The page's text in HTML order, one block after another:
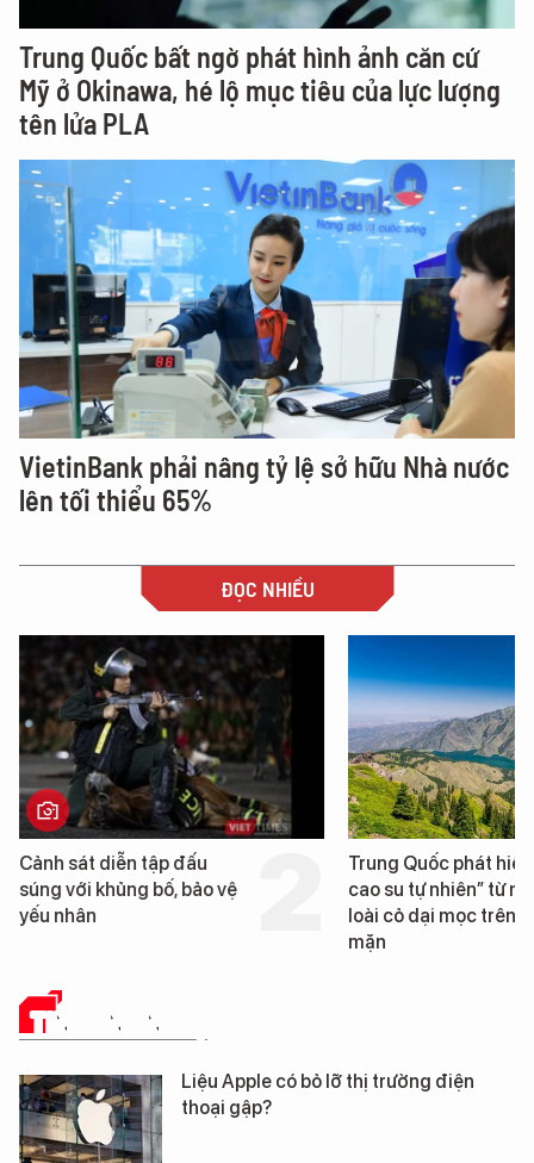
Trung Quốc bất ngờ phát hình ảnh căn cứ
Mỹ ở Okinawa, hé lộ mục tiêu của lực lượng
tên lửa PLA
VietinBank phải nâng tỷ lệ sở hữu Nhà nước
lên tối thiểu 65%
ĐỌC NHIỀU
Trung Quốc phát hiện “mỏ
cao su tự nhiên” từ một
loài cỏ dại mọc trên đất
Loạt dự án bất động
Đà Nẵng sắp bị kiểm
TIN CÔNG NGHỆ
Liệu Apple có bỏ lỡ thị trường điện
thoại gập?